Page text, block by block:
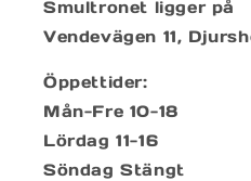
Smultronet ligger på
Vendevägen 11,
Öppettider:
Mån-Fre 10-18
Lördag 11-16
Söndag Stängt